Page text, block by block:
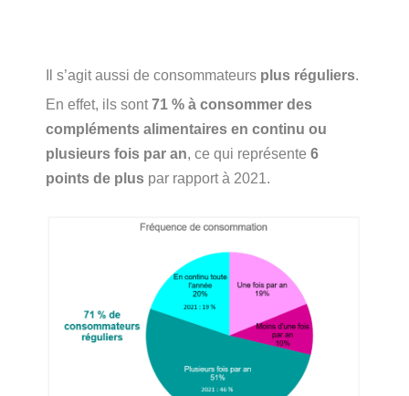
Il s’agit aussi de consommateurs plus réguliers.
En effet, ils sont71 % à consommer des
compléments alimentaires en continu ou
plusieurs fois par an, ce qui représente 6
points de plus par rapport à 2021.